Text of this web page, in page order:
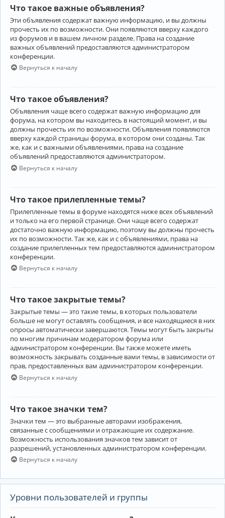
Что такое важные объявления?
Эти объявления содержат важную информацию, и вы должны
прочесть их по возможности. Они появляются вверху каждого
из форумов и в вашем личном разделе. Права на создание
важных объявлений предоставляются администратором
конференции.
Вернуться к началу
Что такое объявления?
Объявления чаще всего содержат важную информацию для
форума, на котором вы находитесь в настоящий момент, и вы
должны прочесть их по возможности. Объявления появляются
вверху каждой страницы форума, в котором они созданы. Так
же, как и с важными объявлениями, права на создание
объявлений предоставляются администратором.
Вернуться к началу
Что такое прилепленные темы?
Прилепленные темы в форуме находятся ниже всех объявлений
и только на его первой странице. Они чаще всего содержат
достаточно важную информацию, поэтому вы должны прочесть
их по возможности. Так же, как и с объявлениями, права на
создание прилепленных тем предоставляются администратором
конференции.
Вернуться к началу
Что такое закрытые темы?
Закрытые темы — это такие темы, в которых пользователи
больше не могут оставлять сообщения, и все находящиеся в них
опросы автоматически завершаются. Темы могут быть закрыты
по многим причинам модератором форума или
администратором конференции. Вы также можете иметь
возможность закрывать созданные вами темы, в зависимости от
прав, предоставленных вам администратором конференции.
Вернуться к началу
Что такое значки тем?
Значки тем — это выбранные авторами изображения,
связанные с сообщениями и отражающие их содержание.
Возможность использования значков тем зависит от
разрешений, установленных администратором конференции.
Вернуться к началу
Уровни пользователей и группы